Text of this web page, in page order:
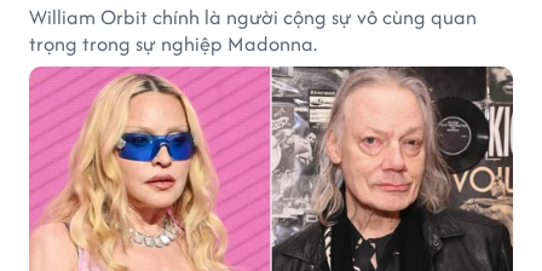
William Orbit chính là người cộng sự vô cùng quan
trọng trong sự nghiệp Madonna.